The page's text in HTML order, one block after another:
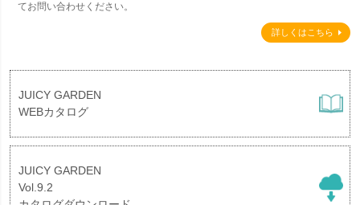
てお問い合わせください。
詳しくはこちら
JUICY GARDEN
WEBカタログ
JUICY GARDEN
Vol.9.2